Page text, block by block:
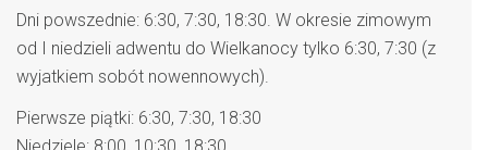
Dni powszednie: 6:30, 7:30, 18:30. W okresie zimowym
od I niedzieli adwentu do Wielkanocy tylko 6:30, 7:30 (z
wyjatkiem sobót nowennowych).
Pierwsze piątki: 6:30, 7:30, 18:30